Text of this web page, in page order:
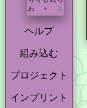
わ
* を
ヘルプ
組み込む
プロジェクト
インプリント